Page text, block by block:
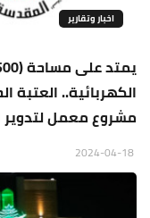
اخبار وتقارير
الكهربائية.. العتبة
مشروع معمل لتدوير